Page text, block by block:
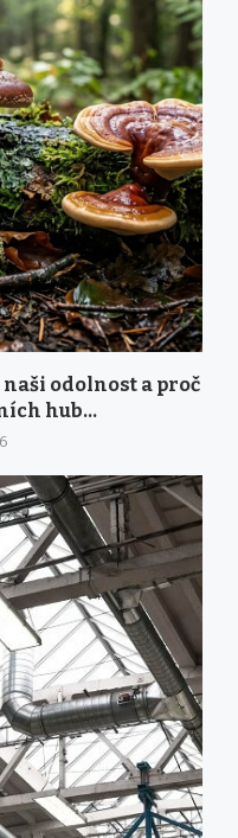
odolnost a proč
hub...